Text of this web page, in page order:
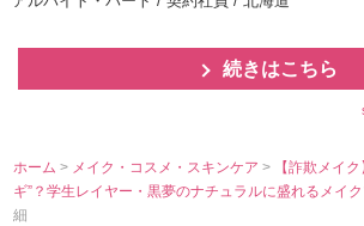
続きはこちら
ホーム > メイク・コスメ・スキンケア>
【詐欺メイ
ギ”？学生レイヤー・黒夢のナチュラルに盛れるメイ
細